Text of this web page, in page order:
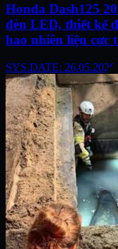
Honda Dash125
đèn LED, thiết kế
hao nhiên liệu cực
SYS.DATE: 26.05.2026